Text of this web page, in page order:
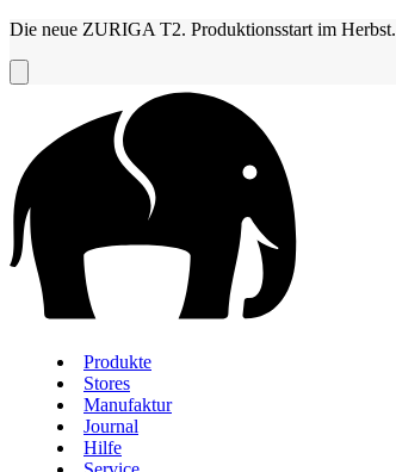
Die neue ZURIGA T2. Produktionsstart im Herbst.
Produkte
Stores
Manufaktur
Journal
Hilfe